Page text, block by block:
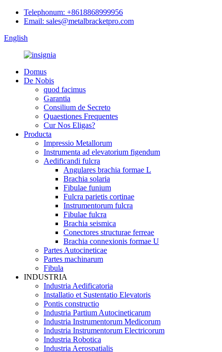
Telephonum: +8618868999956
Email: sales@metalbracketpro.com
English
Domus
De Nobis
quod facimus
Garantia
Consilium de Secreto
Quaestiones Frequentes
Cur Nos Eligas?
Producta
Impressio Metallorum
Instrumenta ad elevatorium figendum
Aedificandi fulcra
Angulares brachia formae L
Brachia solaria
Fibulae funium
Fulcra parietis cortinae
Instrumentorum fulcra
Fibulae fulcra
Brachia seismica
Conectores structurae ferreae
Brachia connexionis formae U
Partes Autocineticae
Partes machinarum
Fibula
INDUSTRIA
Industria Aedificatoria
Installatio et Sustentatio Elevatoris
Pontis constructio
Industria Partium Autocineticarum
Industria Instrumentorum Medicorum
Industria Instrumentorum Electricorum
Industria Robotica
Industria Aerospatialis